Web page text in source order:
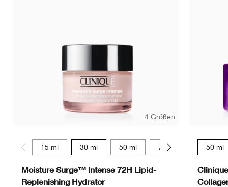
4 Größen
15 ml 30 ml 50 ml 75 ml
Moisture Surge™ Intense 72H Lipid-
Replenishing Hydrator
50 ml